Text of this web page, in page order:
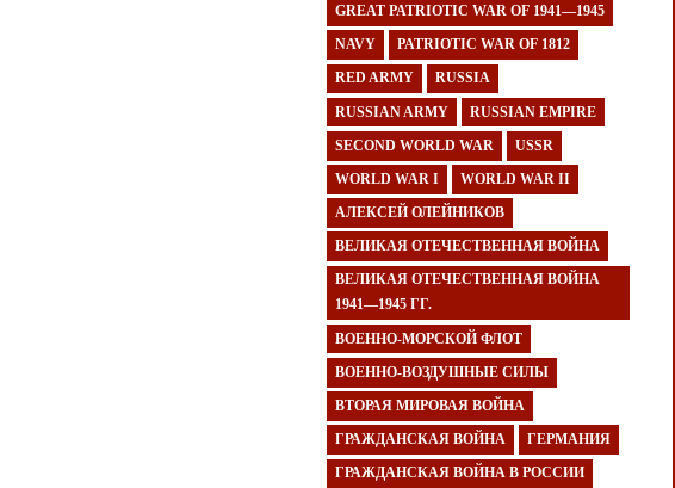
GREAT PATRIOTIC WAR OF 1941—1945
NAVY PATRIOTIC WAR OF 1812
RED ARMY RUSSIA
RUSSIAN ARMY RUSSIAN EMPIRE
SECOND WORLD WAR USSR
WORLD WAR I WORLD WAR II
АЛЕКСЕЙ ОЛЕЙНИКОВ
ВЕЛИКАЯ ОТЕЧЕСТВЕННАЯ ВОЙНА
ВЕЛИКАЯ ОТЕЧЕСТВЕННАЯ ВОЙНА
1941—1945 ГГ.
ВОЕННО-МОРСКОЙ ФЛОТ
ВОЕННО-ВОЗДУШНЫЕ СИЛЫ
ВТОРАЯ МИРОВАЯ ВОЙНА
ГРАЖДАНСКАЯ ВОЙНА ГЕРМАНИЯ
ГРАЖДАНСКАЯ ВОЙНА В РОССИИ